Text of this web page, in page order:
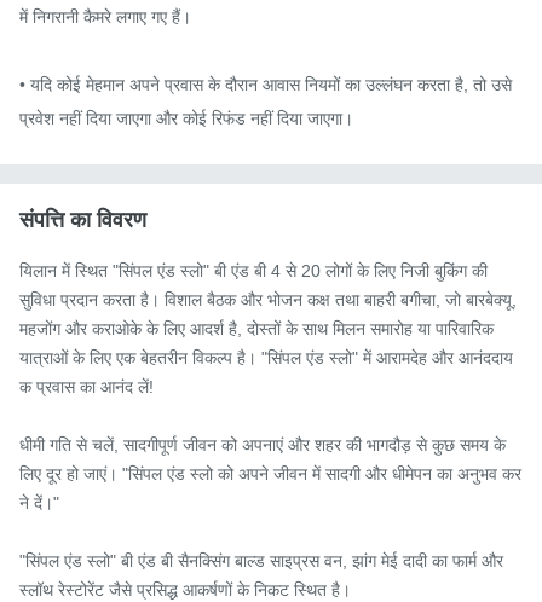
में निगरानी कैमरे लगाए गए हैं।
• यदि कोई मेहमान अपने प्रवास के दौरान आवास नियमों का उल्लंघन करता है, तो उसे
प्रवेश नहीं दिया जाएगा और कोई रिफंड नहीं दिया जाएगा।
संपत्ति का विवरण
यिलान में स्थित "सिंपल एंड स्लो" बी एंड बी 4 से 20 लोगों के लिए निजी बुकिंग की
सुविधा प्रदान करता है। विशाल बैठक और भोजन कक्ष तथा बाहरी बगीचा, जो बारबेक्यू,
महजोंग और कराओके के लिए आदर्श है, दोस्तों के साथ मिलन समारोह या पारिवारिक
यात्राओं के लिए एक बेहतरीन विकल्प है। "सिंपल एंड स्लो" में आरामदेह और आनंददाय
क प्रवास का आनंद लें!
धीमी गति से चलें, सादगीपूर्ण जीवन को अपनाएं और शहर की भागदौड़ से कुछ समय के
लिए दूर हो जाएं। "सिंपल एंड स्लो को अपने जीवन में सादगी और धीमेपन का अनुभव कर
ने दें।"
"सिंपल एंड स्लो" बी एंड बी सैनक्सिंग बाल्ड साइप्रस वन, झांग मेई दादी का फार्म और
स्लॉथ रेस्टोरेंट जैसे प्रसिद्ध आकर्षणों के निकट स्थित है।